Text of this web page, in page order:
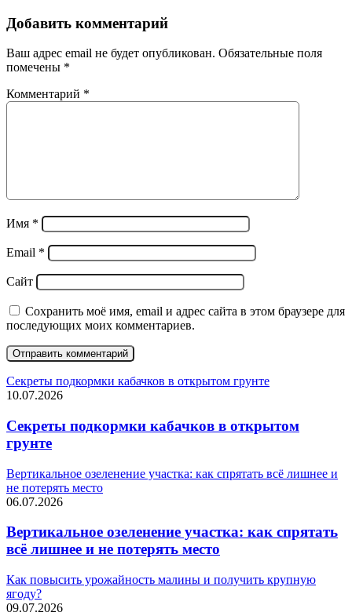
Добавить комментарий
Ваш адрес email не будет опубликован. Обязательные поля
помечены *
Комментарий *
Имя *
Email *
Сайт
Сохранить моё имя, email и адрес сайта в этом браузере для
последующих моих комментариев.
Секреты подкормки кабачков в открытом грунте
10.07.2026
Секреты подкормки кабачков в открытом
грунте
Вертикальное озеленение участка: как спрятать всё лишнее и
не потерять место
06.07.2026
Вертикальное озеленение участка: как спрятать
всё лишнее и не потерять место
Как повысить урожайность малины и получить крупную
ягоду?
09.07.2026